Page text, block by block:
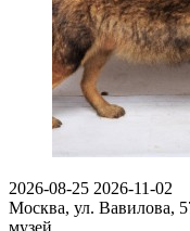
2026-08-25 2026-11-02
Москва, ул. Вавилова,
музей